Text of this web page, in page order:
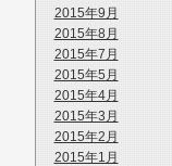
2015年9月
2015年8月
2015年7月
2015年5月
2015年4月
2015年3月
2015年2月
2015年1月